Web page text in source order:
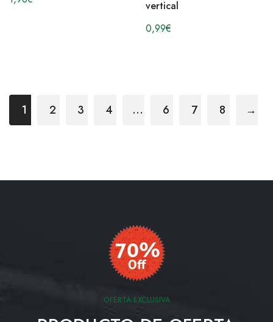
vertical
0,99€
1 2 3 4 … 6 7 8 →
OFERTA EXCLUSIVA